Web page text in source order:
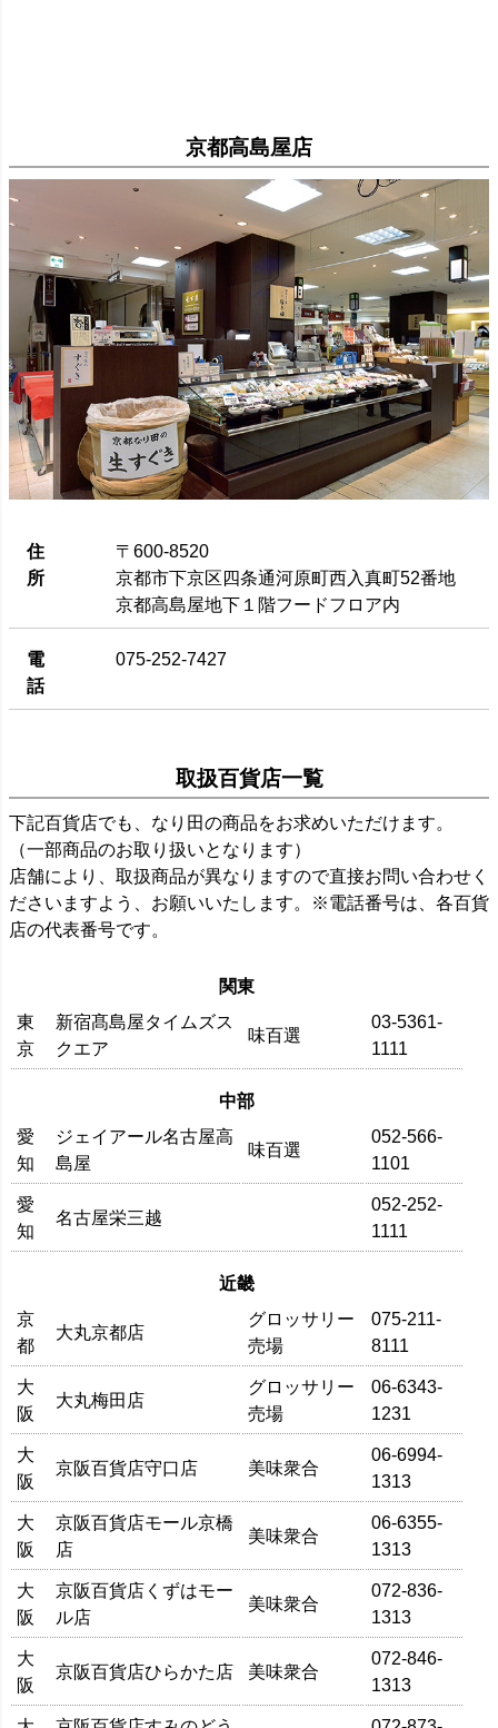
京都高島屋店
住
所
〒600-8520
京都市下京区四条通河原町西入真町52番地
京都高島屋地下１階フードフロア内
電
話
075-252-7427
取扱百貨店一覧
下記百貨店でも、なり田の商品をお求めいただけます。
（一部商品のお取り扱いとなります）
店舗により、取扱商品が異なりますので直接お問い合わせく
ださいますよう、お願いいたします。※電話番号は、各百貨
店の代表番号です。
関東
東
京
新宿髙島屋タイムズス
クエア
味百選
03-5361-
1111
中部
愛
知
ジェイアール名古屋高
島屋
味百選
052-566-
1101
愛
知
名古屋栄三越
052-252-
1111
近畿
京
都
大丸京都店
グロッサリー
売場
075-211-
8111
大
阪
大丸梅田店
グロッサリー
売場
06-6343-
1231
大
阪
京阪百貨店守口店 美味衆合
06-6994-
1313
大
阪
京阪百貨店モール京橋
店
美味衆合
06-6355-
1313
大
阪
京阪百貨店くずはモー
ル店
美味衆合
072-836-
1313
大
阪
京阪百貨店ひらかた店 美味衆合
072-846-
1313